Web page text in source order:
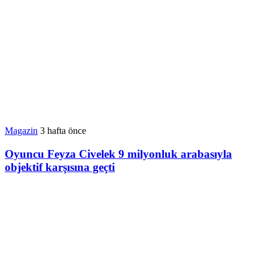
Magazin 3 hafta önce
Oyuncu Feyza Civelek 9 milyonluk arabasıyla
objektif karşısına geçti